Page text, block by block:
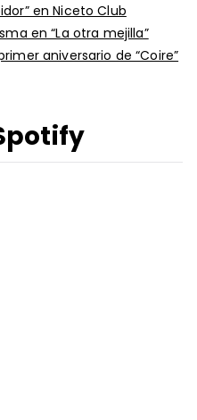
en Niceto Club
en “La otra mejilla”
aniversario de “Coire”